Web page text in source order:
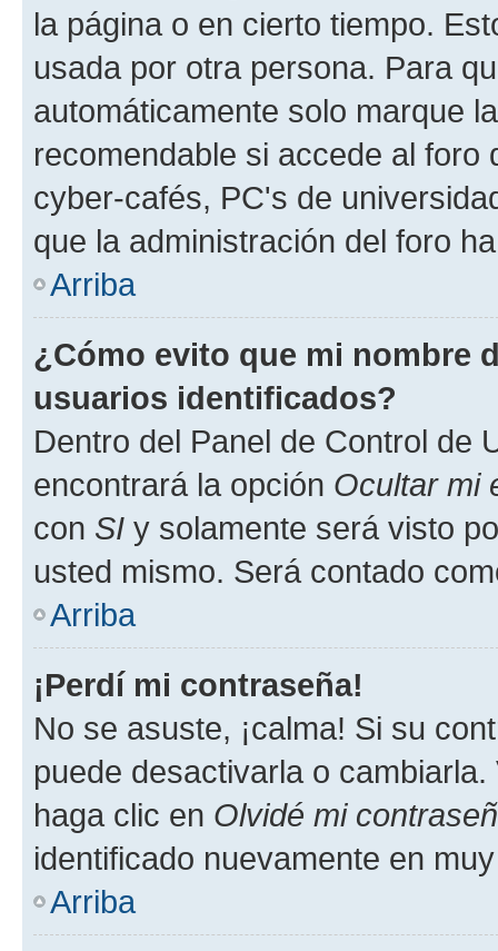
la página o en cierto tiempo.
usada por otra persona. Para
automáticamente solo marque
recomendable si accede al foro
cyber-cafés, PC's de
que la administración del foro
Arriba
¿Cómo evito que mi nombre
usuarios identificados?
Dentro del Panel de Control de
encontrará la opción Ocultar mi
con SI y solamente será visto
usted mismo. Será contado
Arriba
¡Perdí mi contraseña!
No se asuste, ¡calma! Si su
puede desactivarla o
haga clic en Olvidé mi
identificado nuevamente en
Arriba